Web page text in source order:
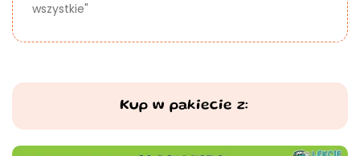
wszystkie"
Kup w pakiecie z: